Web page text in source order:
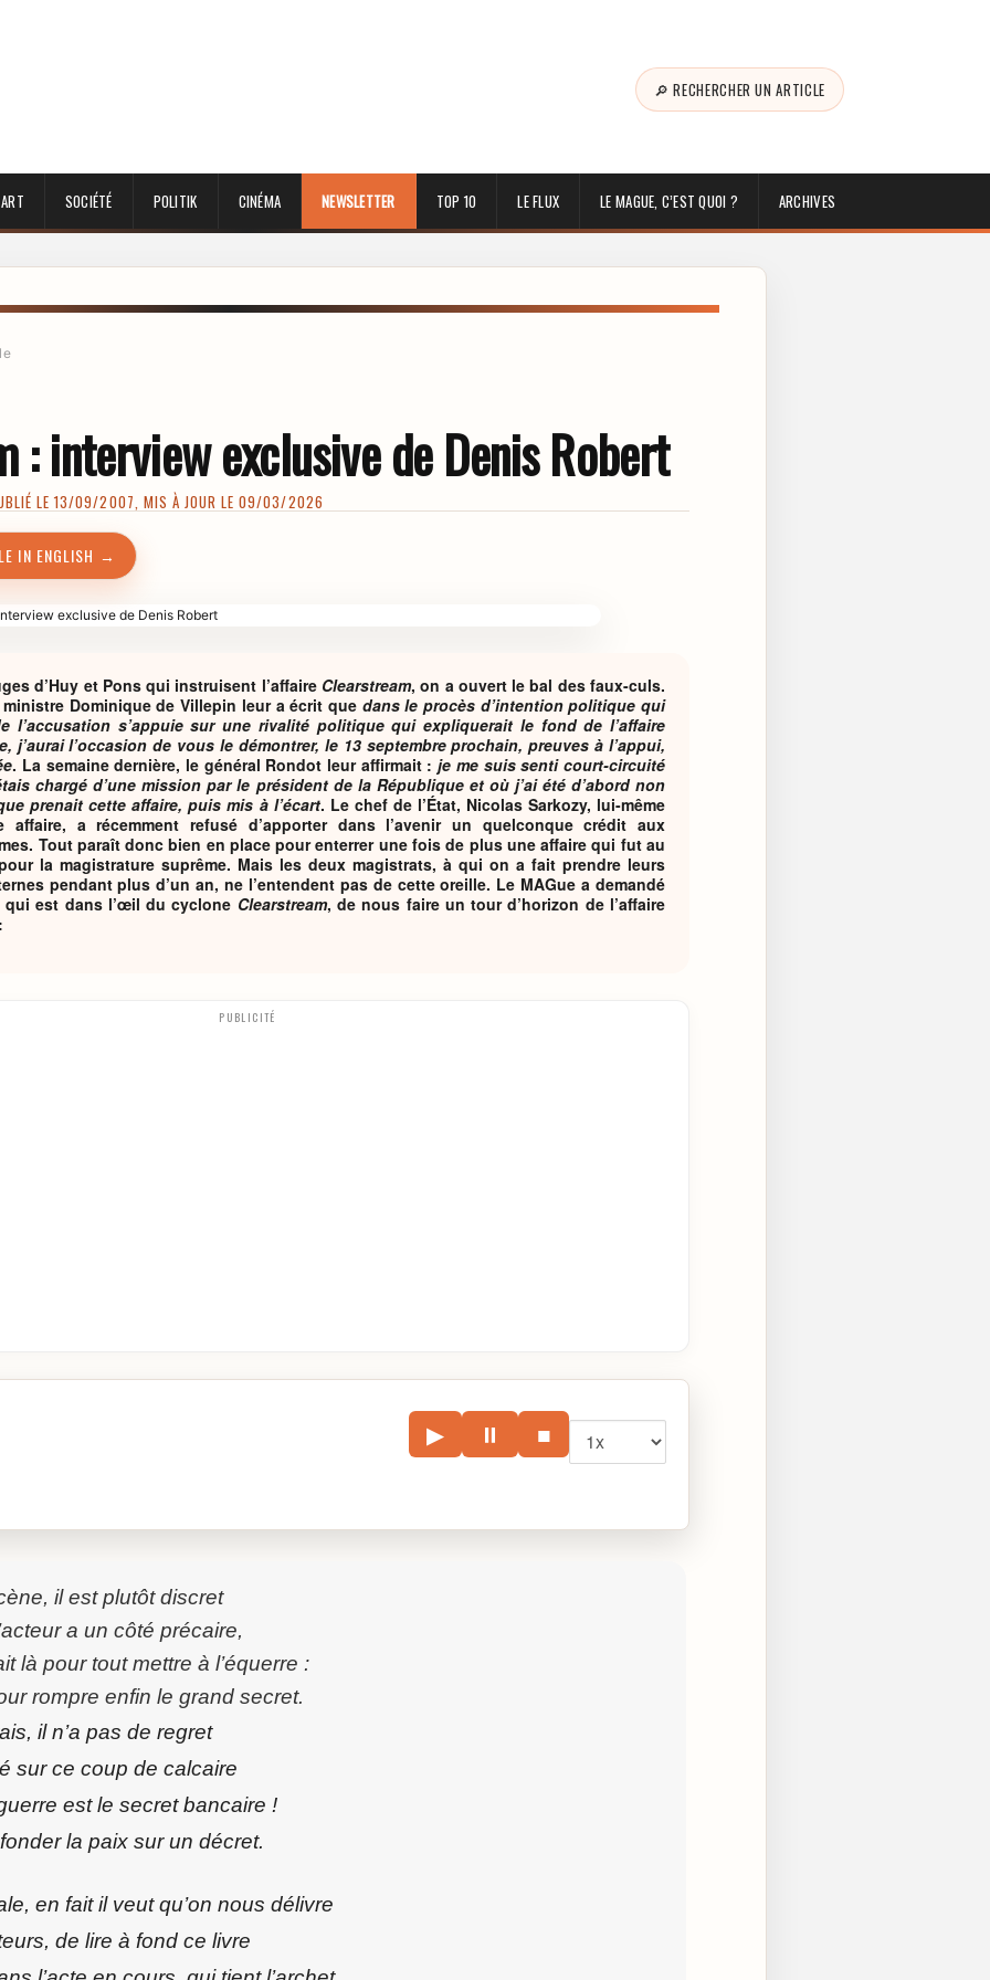
🔎 RECHERCHER UN ARTICLE
SOCIÉTÉ POLITIK CINÉMA NEWSLETTER TOP 10 LE FLUX LE MAGUE, C’EST QUOI ? ARCHIVES
: interview exclusive de Denis Robert
LE 13/09/2007, MIS À JOUR LE 09/03/2026
IN ENGLISH →
d’Huy et Pons qui instruisent l’affaire Clearstream, on a ouvert le bal des faux-culs.
Dominique de Villepin leur a écrit que dans le procès d’intention politique qui
l’accusation s’appuie sur une rivalité politique qui expliquerait le fond de l’affaire
j’aurai l’occasion de vous le démontrer, le 13 septembre prochain, preuves à l’appui,
. La semaine dernière, le général Rondot leur affirmait :je me suis senti court-circuité
chargé d’une mission par le président de la République et où j’ai été d’abord non
prenait cette affaire, puis mis à l’écart. Le chef de l’État, Nicolas Sarkozy, lui-même
affaire, a récemment refusé d’apporter dans l’avenir un quelconque crédit aux
Tout paraît donc bien en place pour enterrer une fois de plus une affaire qui fut au
la magistrature suprême. Mais les deux magistrats, à qui on a fait prendre leurs
pendant plus d’un an, ne l’entendent pas de cette oreille. Le MAGue a demandé
est dans l’œil du cyclone Clearstream, de nous faire un tour d’horizon de l’affaire
PUBLICITÉ
▶ ⏸ ■
il est plutôt discret
a un côté précaire,
là pour tout mettre à l’équerre :
rompre enfin le grand secret.
il n’a pas de regret
sur ce coup de calcaire
est le secret bancaire !
la paix sur un décret.
en fait il veut qu’on nous délivre
de lire à fond ce livre